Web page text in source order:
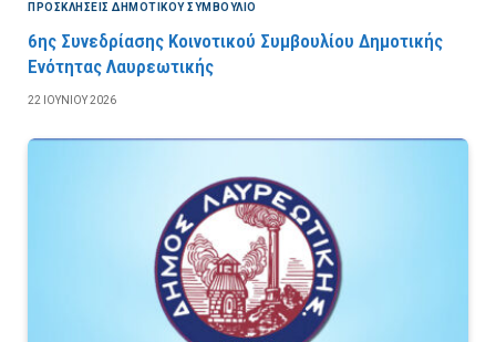
ΠΡΟΣΚΛΉΣΕΙΣ ΔΗΜΟΤΙΚΟΎ ΣΥΜΒΟΎΛΙΟ
6ης Συνεδρίασης Κοινοτικού Συμβουλίου Δημοτικής
Ενότητας Λαυρεωτικής
22 ΙΟΥΝΊΟΥ 2026